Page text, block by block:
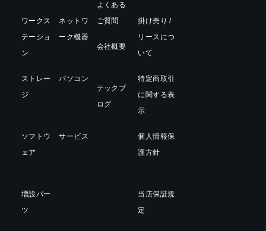
ワークス
テーショ
ン
ストレー
ジ
ソフトウ
ェア
増設パー
ツ
ネットワ
ーク機器
パソコン
サービス
よくある
ご質問
会社概要
テックブ
ログ
掛け売り /
リースにつ
いて
特定商取引
に関する表
示
個人情報保
護方針
当店保証規
定